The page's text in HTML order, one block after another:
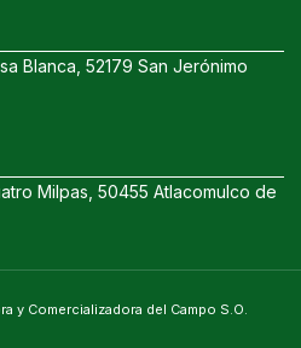
Blanca, 52179 San Jerónimo
Milpas, 50455 Atlacomulco de
y Comercializadora del Campo S.O.